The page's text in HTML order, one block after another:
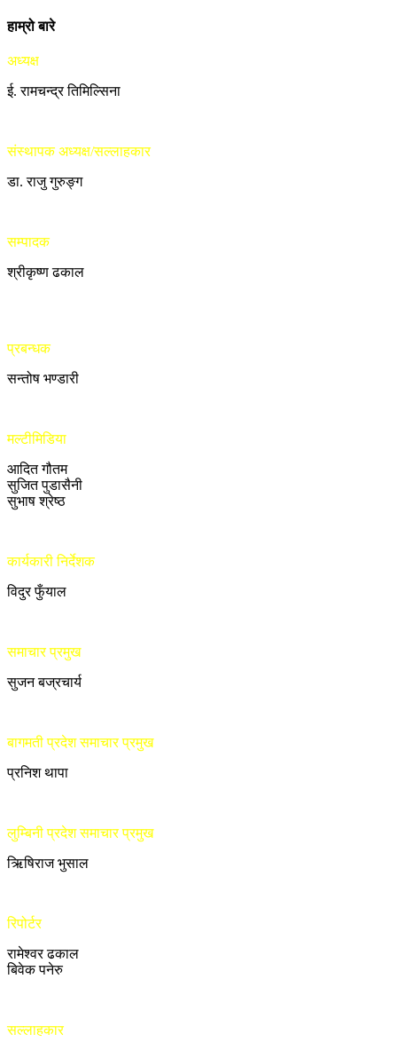
हाम्रो बारे
अध्यक्ष
ई. रामचन्द्र तिमिल्सिना
संस्थापक अध्यक्ष/सल्लाहकार
डा. राजु गुरुङ्ग
सम्पादक
श्रीकृष्ण ढकाल
प्रबन्धक
सन्तोष भण्डारी
मल्टीमिडिया
आदित गौतम
सुजित पुडासैनी
सुभाष श्रेष्ठ
कार्यकारी निर्देशक
विदुर फुँयाल
समाचार प्रमुख
सुजन बज्रचार्य
बागमती प्रदेश समाचार प्रमुख
प्रनिश थापा
लुम्बिनी प्रदेश समाचार प्रमुख
ऋिषिराज भुसाल
रिपोर्टर
रामेश्वर ढकाल
बिवेक पनेरु
सल्लाहकार